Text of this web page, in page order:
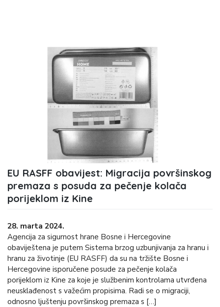
EU RASFF obavijest: Migracija površinskog
premaza s posuda za pečenje kolača
porijeklom iz Kine
28. marta 2024.
Agencija za sigurnost hrane Bosne i Hercegovine
obaviještena je putem Sistema brzog uzbunjivanja za hranu i
hranu za životinje (EU RASFF) da su na tržište Bosne i
Hercegovine isporučene posude za pečenje kolača
porijeklom iz Kine za koje je službenim kontrolama utvrđena
neusklađenost s važećim propisima. Radi se o migraciji,
odnosno ljuštenju površinskog premaza s […]